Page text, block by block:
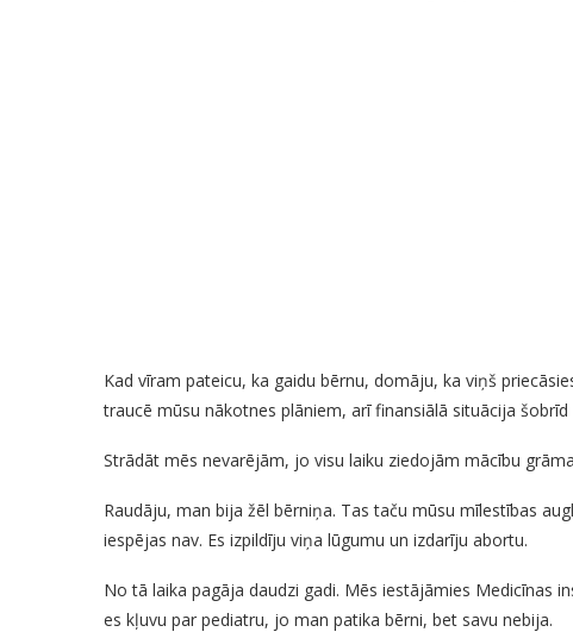
Kad vīram pateicu, ka gaidu bērnu, domāju, ka viņš
traucē mūsu nākotnes plāniem, arī finansiālā situācija
Strādāt mēs nevarējām, jo visu laiku ziedojām mācību
Raudāju, man bija žēl bērniņa. Tas taču mūsu mīlestības
iespējas nav. Es izpildīju viņa lūgumu un izdarīju abortu.
No tā laika pagāja daudzi gadi. Mēs iestājāmies Medicīnas
es kļuvu par pediatru, jo man patika bērni, bet savu nebija.